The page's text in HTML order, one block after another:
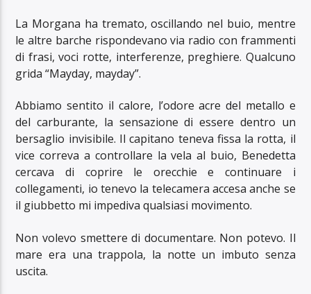
La Morgana ha tremato, oscillando nel buio, mentre
le altre barche rispondevano via radio con frammenti
di frasi, voci rotte, interferenze, preghiere. Qualcuno
grida “Mayday, mayday”.
Abbiamo sentito il calore, l’odore acre del metallo e
del carburante, la sensazione di essere dentro un
bersaglio invisibile. Il capitano teneva fissa la rotta, il
vice correva a controllare la vela al buio, Benedetta
cercava di coprire le orecchie e continuare i
collegamenti, io tenevo la telecamera accesa anche se
il giubbetto mi impediva qualsiasi movimento.
Non volevo smettere di documentare. Non potevo. Il
mare era una trappola, la notte un imbuto senza
uscita.